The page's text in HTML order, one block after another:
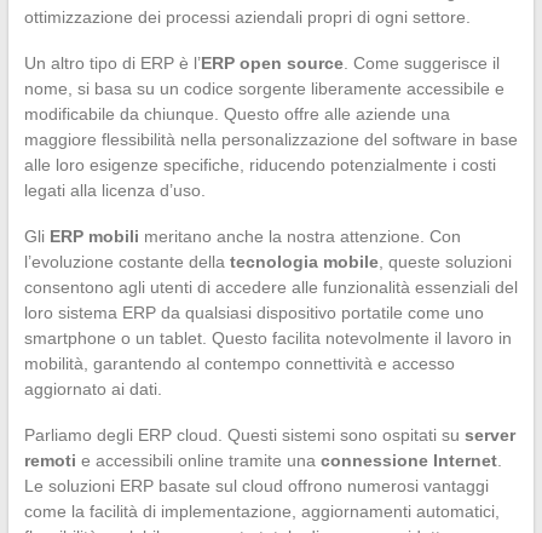
ottimizzazione dei processi aziendali propri di ogni settore.
Un altro tipo di ERP è l’ERP open source. Come suggerisce il
nome, si basa su un codice sorgente liberamente accessibile e
modificabile da chiunque. Questo offre alle aziende una
maggiore flessibilità nella personalizzazione del software in base
alle loro esigenze specifiche, riducendo potenzialmente i costi
legati alla licenza d’uso.
Gli ERP mobili meritano anche la nostra attenzione. Con
l’evoluzione costante della tecnologia mobile, queste soluzioni
consentono agli utenti di accedere alle funzionalità essenziali del
loro sistema ERP da qualsiasi dispositivo portatile come uno
smartphone o un tablet. Questo facilita notevolmente il lavoro in
mobilità, garantendo al contempo connettività e accesso
aggiornato ai dati.
Parliamo degli ERP cloud. Questi sistemi sono ospitati su server
remoti e accessibili online tramite una connessione Internet.
Le soluzioni ERP basate sul cloud offrono numerosi vantaggi
come la facilità di implementazione, aggiornamenti automatici,